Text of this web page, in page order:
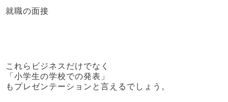
就職の面接
これらビジネスだけでなく
「小学生の学校での発表」
もプレゼンテーションと言えるでしょう。